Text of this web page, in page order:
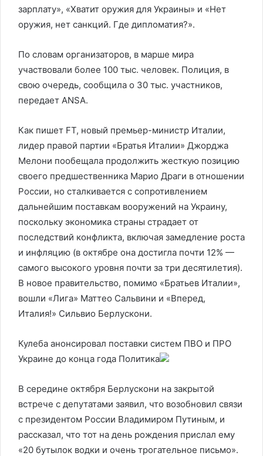
зарплату», «Хватит оружия для Украины» и «Нет
оружия, нет санкций. Где дипломатия?».
По словам организаторов, в марше мира
участвовали более 100 тыс. человек. Полиция, в
свою очередь, сообщила о 30 тыс. участников,
передает ANSA.
Как пишет FT, новый премьер-министр Италии,
лидер правой партии «Братья Италии» Джорджа
Мелони пообещала продолжить жесткую позицию
своего предшественника Марио Драги в отношении
России, но сталкивается с сопротивлением
дальнейшим поставкам вооружений на Украину,
поскольку экономика страны страдает от
последствий конфликта, включая замедление роста
и инфляцию (в октябре она достигла почти 12% —
самого высокого уровня почти за три десятилетия).
В новое правительство, помимо «Братьев Италии»,
вошли «Лига» Маттео Сальвини и «Вперед,
Италия!» Сильвио Берлускони.
Кулеба анонсировал поставки систем ПВО и ПРО
Украине до конца года Политика
В середине октября Берлускони на закрытой
встрече с депутатами заявил, что возобновил связи
с президентом России Владимиром Путиным, и
рассказал, что тот на день рождения прислал ему
«20 бутылок водки и очень трогательное письмо».